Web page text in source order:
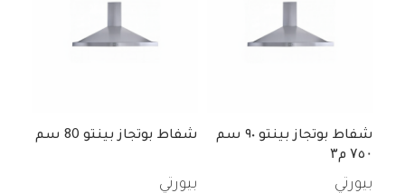
شفاط بوتجاز بينتو ٩٠ سم
۷٥۰ م۳
بيورتي
شفاط بوتجاز بينتو 80 سم
بيورتي